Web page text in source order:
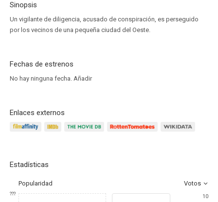
Sinopsis
Un vigilante de diligencia, acusado de conspiración, es perseguido
por los vecinos de una pequeña ciudad del Oeste.
Fechas de estrenos
No hay ninguna fecha. Añadir
Enlaces externos
Estadísticas
Popularidad Votos
???
10